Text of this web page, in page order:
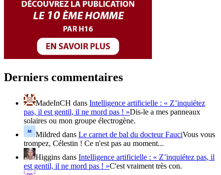
Derniers commentaires
MadeInCH dans Intelligence artificielle : « Z’inquiétez
pas, il est gentil, il ne mord pas ! »Dis-le a mes panneaux
solaires ou mon groupe électrogène.
Mildred dans Le carnet de bal du docteur FauciVous vous
trompez, Célestin ! Ce n'est pas au moment...
Higgins dans Intelligence artificielle : « Z’inquiétez pas, il
est gentil, il ne mord pas ! »C'est vraiment très con.